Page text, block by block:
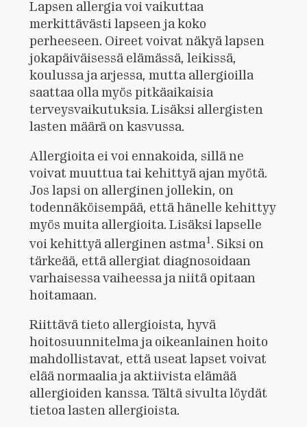
Lapsen allergia voi vaikuttaa
merkittävästi lapseen ja koko
perheeseen. Oireet voivat näkyä lapsen
jokapäiväisessä elämässä, leikissä,
koulussa ja arjessa, mutta allergioilla
saattaa olla myös pitkäaikaisia
terveysvaikutuksia. Lisäksi allergisten
lasten määrä on kasvussa.
Allergioita ei voi ennakoida, sillä ne
voivat muuttua tai kehittyä ajan myötä.
Jos lapsi on allerginen jollekin, on
todennäköisempää, että hänelle kehittyy
myös muita allergioita. Lisäksi lapselle
voi kehittyä allerginen astma1. Siksi on
tärkeää, että allergiat diagnosoidaan
varhaisessa vaiheessa ja niitä opitaan
hoitamaan.
Riittävä tieto allergioista, hyvä
hoitosuunnitelma ja oikeanlainen hoito
mahdollistavat, että useat lapset voivat
elää normaalia ja aktiivista elämää
allergioiden kanssa. Tältä sivulta löydät
tietoa lasten allergioista.